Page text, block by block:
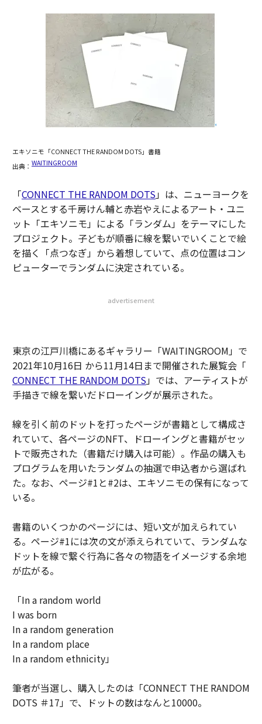
エキソニモ「CONNECT THE RANDOM DOTS」書籍
出典： WAITINGROOM
「CONNECT THE RANDOM DOTS」は、ニューヨークを
ベースとする千房けん輔と赤岩やえによるアート・ユニ
ット「エキソニモ」による「ランダム」をテーマにした
プロジェクト。子どもが順番に線を繋いでいくことで絵
を描く「点つなぎ」から着想していて、点の位置はコン
ピューターでランダムに決定されている。
advertisement
東京の江戸川橋にあるギャラリー「WAITINGROOM」で
2021年10月16日 から11月14日まで開催された展覧会「
CONNECT THE RANDOM DOTS」 では、アーティストが
手描きで線を繋いだドローイングが展示された。
線を引く前のドットを打ったページが書籍として構成さ
れていて、各ページのNFT、ドローイングと書籍がセッ
トで販売された（書籍だけ購入は可能）。作品の購入も
プログラムを用いたランダムの抽選で申込者から選ばれ
た。なお、ページ#1と#2は、エキソニモの保有になって
いる。
書籍のいくつかのページには、短い文が加えられてい
る。ページ#1には次の文が添えられていて、ランダムな
ドットを線で繋ぐ行為に各々の物語をイメージする余地
が広がる。
「In a random world
I was born
In a random generation
In a random place
In a random ethnicity」
筆者が当選し、購入したのは「CONNECT THE RANDOM
DOTS ＃17」で、ドットの数はなんと10000。